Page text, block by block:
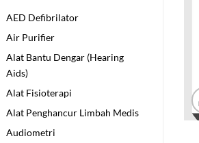
AED Defibrilator
Air Purifier
Alat Bantu Dengar (Hearing
Aids)
Alat Fisioterapi
Alat Penghancur Limbah Medis
Audiometri